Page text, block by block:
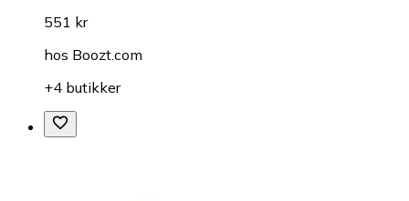
551 kr
hos Boozt.com
+4 butikker